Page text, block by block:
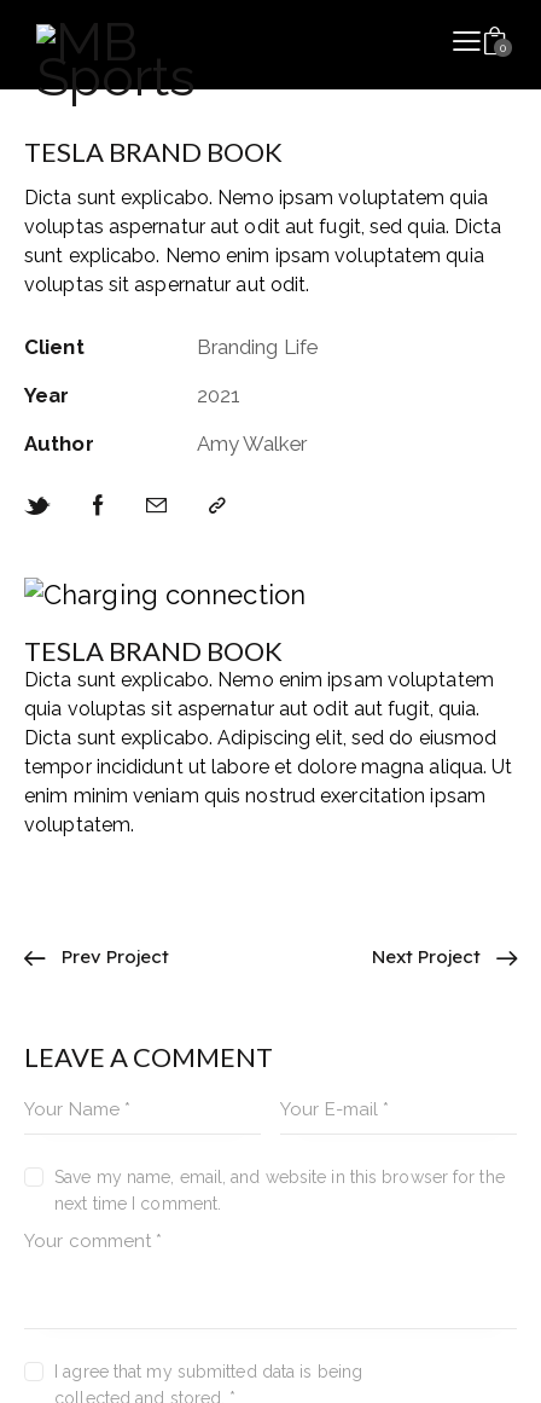
0
TESLA BRAND BOOK
Dicta sunt explicabo. Nemo ipsam voluptatem quia
voluptas aspernatur aut odit aut fugit, sed quia. Dicta
sunt explicabo. Nemo enim ipsam voluptatem quia
voluptas sit aspernatur aut odit.
Client
Branding Life
Year
2021
Author
Amy Walker
TESLA BRAND BOOK
Dicta sunt explicabo. Nemo enim ipsam voluptatem
quia voluptas sit aspernatur aut odit aut fugit, quia.
Dicta sunt explicabo. Adipiscing elit, sed do eiusmod
tempor incididunt ut labore et dolore magna aliqua. Ut
enim minim veniam quis nostrud exercitation ipsam
voluptatem.
Prev Project Next Project
LEAVE A COMMENT
Save my name, email, and website in this browser for the
next time I comment.
I agree that my submitted data is being
collected and stored
*